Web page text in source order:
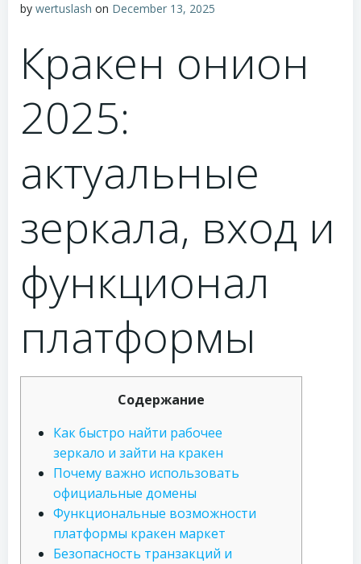
by wertuslash on December 13, 2025
Кракен онион
2025:
актуальные
зеркала, вход и
функционал
платформы
Содержание
Как быстро найти рабочее
зеркало и зайти на кракен
Почему важно использовать
официальные домены
Функциональные возможности
платформы кракен маркет
Безопасность транзакций и